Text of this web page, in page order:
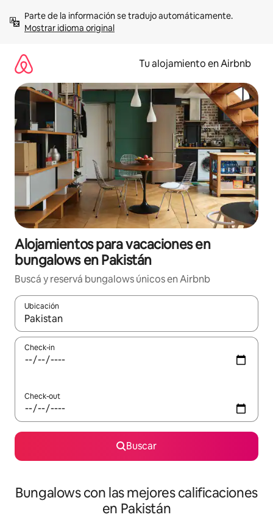
contenidoMostrar idioma original
Tu alojamiento en Airbnb
Alojamientos para vacaciones en
bungalows en Pakistán
Buscá y reservá bungalows únicos en Airbnb
Ubicación
Cuando los resultados estén disponibles, navegá con las
Check-in
Check-out
Buscar
Bungalows con las mejores calificaciones
en Pakistán